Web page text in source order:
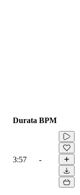
Durata BPM
3:57 -